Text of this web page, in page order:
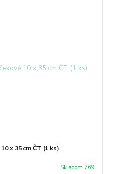
x 35 cm ČT (1 ks)
Skladom 769